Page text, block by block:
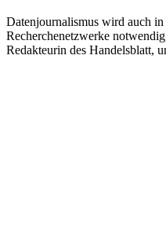
Datenjournalismus wird auch
Recherchenetzwerke
Redakteurin des Handelsblatt,